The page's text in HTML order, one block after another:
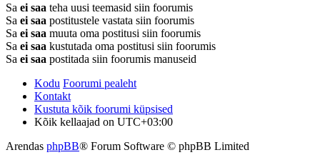
Sa ei saa teha uusi teemasid siin foorumis
Sa ei saa postitustele vastata siin foorumis
Sa ei saa muuta oma postitusi siin foorumis
Sa ei saa kustutada oma postitusi siin foorumis
Sa ei saa postitada siin foorumis manuseid
Kodu Foorumi pealeht
Kontakt
Kustuta kõik foorumi küpsised
Kõik kellaajad on UTC+03:00
Arendas phpBB® Forum Software © phpBB Limited